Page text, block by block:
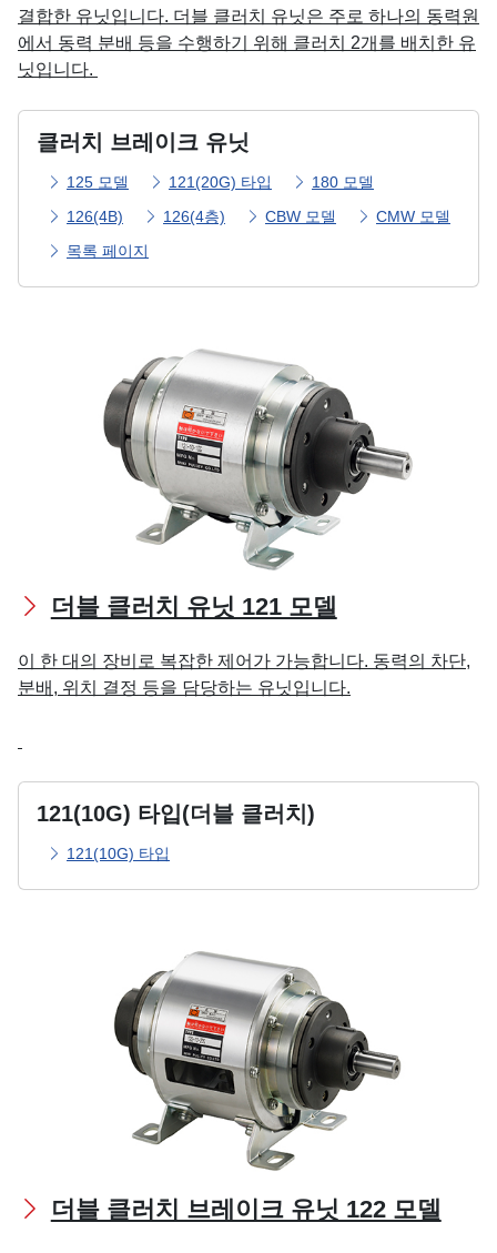
결합한 유닛입니다. 더블 클러치 유닛은 주로 하나의 동력원
에서 동력 분배 등을 수행하기 위해 클러치 2개를 배치한 유
닛입니다.
클러치 브레이크 유닛
125 모델 121(20G) 타입
180 모델
126(4B)
126(4층) CBW 모델
CMW 모델
목록 페이지
더블 클러치 유닛 121 모델
이 한 대의 장비로 복잡한 제어가 가능합니다. 동력의 차단,
분배, 위치 결정 등을 담당하는 유닛입니다.
121(10G) 타입(더블 클러치)
121(10G) 타입
더블 클러치 브레이크 유닛 122 모델